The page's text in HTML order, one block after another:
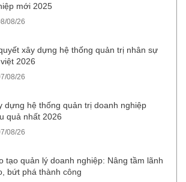
mới 2025
08/26
xây dựng hệ thống quản trị nhân sự
2026
08/26
dựng hệ thống quản trị doanh nghiệp
quả nhất 2026
08/26
tạo quản lý doanh nghiệp: Nâng tầm lãnh
bứt phá thành công